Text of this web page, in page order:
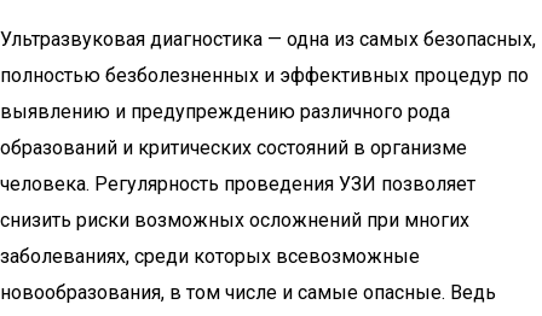
Ультразвуковая диагностика — одна из самых безопасных,
полностью безболезненных и эффективных процедур по
выявлению и предупреждению различного рода
образований и критических состояний в организме
человека. Регулярность проведения УЗИ позволяет
снизить риски возможных осложнений при многих
заболеваниях, среди которых всевозможные
новообразования, в том числе и самые опасные. Ведь